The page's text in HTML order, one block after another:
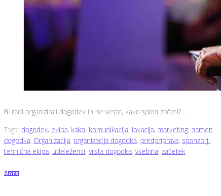
Bi radi organizirali dogodek in ne veste, kako sploh začeti?...
Tags: dogodek, ekipa, kako, komunikacija, lokacija, marketing, namen
dogodka, Organizacija, organizacija dogodka, predpriprava, sponzorji,
tehnična ekipa, udeleženci, vrsta dogodka, vsebina, začetek
More